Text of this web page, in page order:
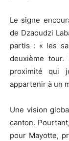
Le signe
de Dzaoudzi
partis : « les
deuxième tour.
proximité qui
appartenir à un
Une vision
canton.
pour Mayotte,